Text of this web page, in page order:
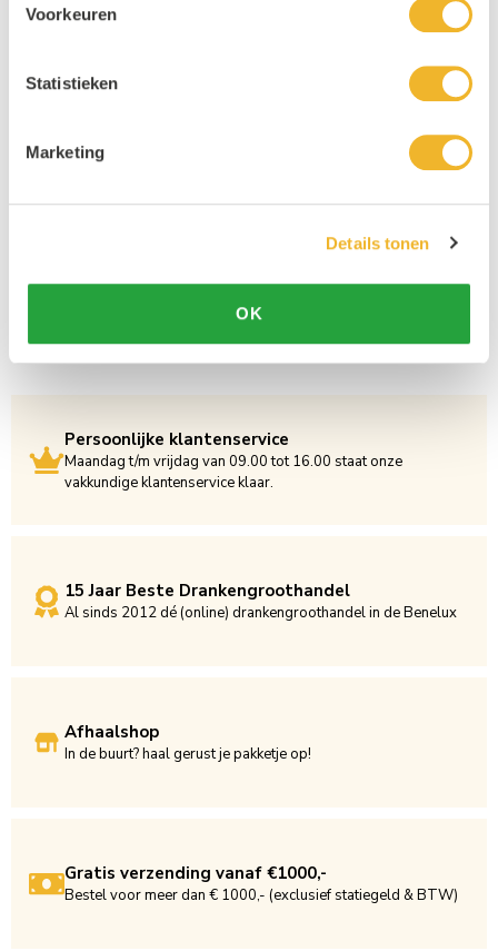
Voorkeuren
Statistieken
Marketing
Details tonen
OK
Persoonlijke klantenservice
Maandag t/m vrijdag van 09.00 tot 16.00 staat onze
vakkundige klantenservice klaar.
15 Jaar Beste Drankengroothandel
Al sinds 2012 dé (online) drankengroothandel in de Benelux
Afhaalshop
In de buurt? haal gerust je pakketje op!
Gratis verzending vanaf €1000,-
Bestel voor meer dan € 1000,- (exclusief statiegeld & BTW)